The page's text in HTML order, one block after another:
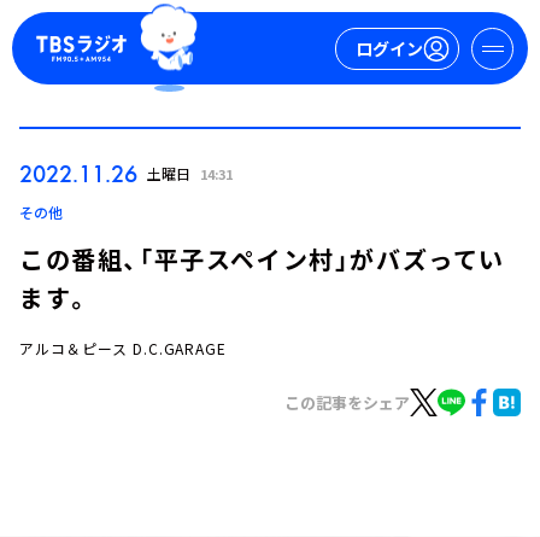
ログイン
2022.11.26 土曜日 14:31
その他
この番組、「平子スペイン村」がバズってい
ます。
アルコ＆ピース D.C.GARAGE
この記事をシェア